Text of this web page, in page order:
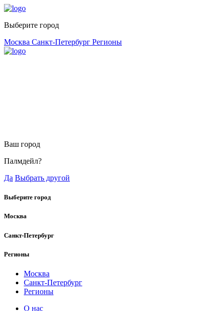
Выберите город
Москва Санкт-Петербург Регионы
Ваш город
Палмдейл?
Да Выбрать другой
Выберите город
Москва
Санкт-Петербург
Регионы
Москва
Санкт-Петербург
Регионы
О нас